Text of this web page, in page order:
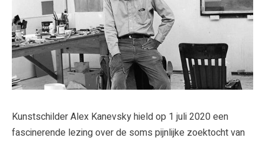
Kunstschilder Alex Kanevsky hield op 1 juli 2020 een
fascinerende lezing over de soms pijnlijke zoektocht van